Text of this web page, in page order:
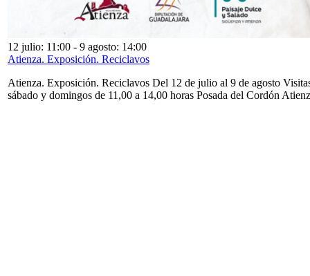
12 julio: 11:00 - 9 agosto: 14:00
Atienza. Exposición. Reciclavos
Atienza. Exposición. Reciclavos Del 12 de julio al 9 de agosto
sábado y domingos de 11,00 a 14,00 horas Posada del Cordón